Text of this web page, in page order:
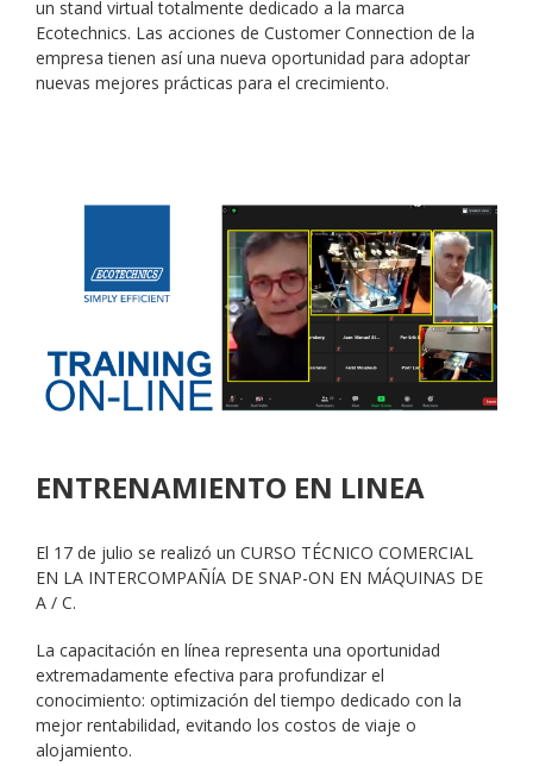
un stand virtual totalmente dedicado a la marca
Ecotechnics. Las acciones de Customer Connection de la
empresa tienen así una nueva oportunidad para adoptar
nuevas mejores prácticas para el crecimiento.
ENTRENAMIENTO EN LINEA
El 17 de julio se realizó un CURSO TÉCNICO COMERCIAL
EN LA INTERCOMPAÑÍA DE SNAP-ON EN MÁQUINAS DE
A / C.
La capacitación en línea representa una oportunidad
extremadamente efectiva para profundizar el
conocimiento: optimización del tiempo dedicado con la
mejor rentabilidad, evitando los costos de viaje o
alojamiento.